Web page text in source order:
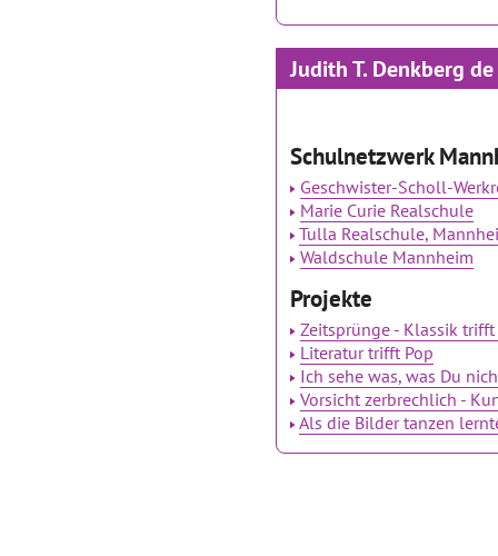
Judith T. Denkberg
Schulnetzwerk
Geschwister-Scholl-
Marie Curie Realschule
Tulla Realschule,
Waldschule Mannheim
Projekte
Zeitsprünge - Klassik
Literatur trifft Pop
Ich sehe was, was Du
Vorsicht zerbrechlich -
Als die Bilder tanzen